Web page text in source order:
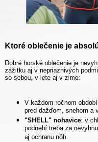
Ktoré oblečenie je
Dobré horské oblečenie je
zážitku aj v nepriaznivých
so sebou, v lete aj v zime:
V každom ročnom
pred dažďom, snehom a
"SHELL" nohavice: v
podnebí treba za
aj ochranu nôh.